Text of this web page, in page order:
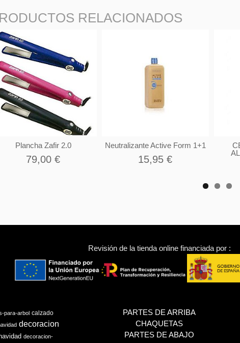
RELACIONADOS
Plancha Zafir 2.0
79,00 €
Neutralizante Active Form 1+1
15,95 €
Revisión de la tienda online financiada por :
para-arbol calzado
decoracion
decoracion-
PARTES DE ARRIBA
CHAQUETAS
PARTES DE ABAJO